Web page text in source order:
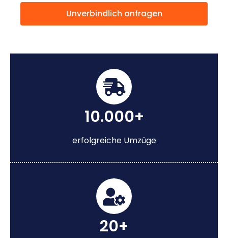
Unverbindlich anfragen
10.000+
erfolgreiche Umzüge
20+